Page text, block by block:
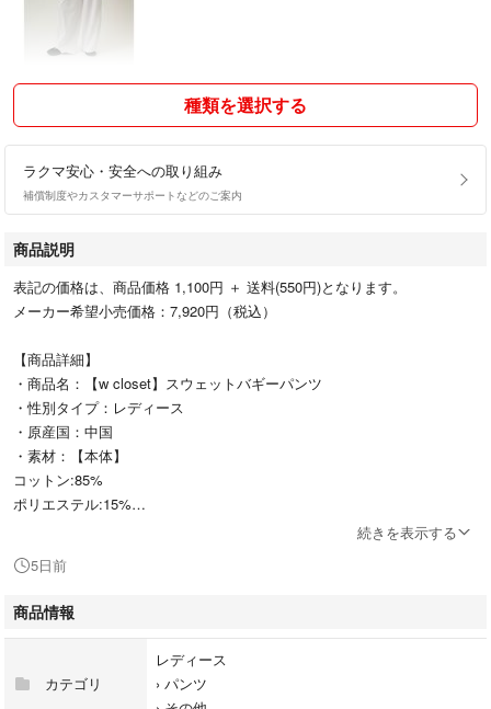
種類を選択する
ラクマ安心・安全への取り組み
補償制度やカスタマーサポートなどのご案内
商品説明
表記の価格は、商品価格 1,100円 ＋ 送料(550円)となります。
メーカー希望小売価格：7,920円（税込）
【商品詳細】
・商品名：【w closet】スウェットバギーパンツ
・性別タイプ：レディース
・原産国：中国
・素材：【本体】
コットン:85%
ポリエステル:15%
・品番：WCZ1061402A0002(SE5338)
【サイズ詳細】
S|64|104|28.5|66.5|64|64
M|66|108|29.5|67.5|66|66
続きを表示する
5日前
商品情報
カテゴリ
レディース
› パンツ